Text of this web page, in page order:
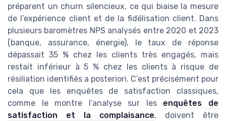
préparent un churn silencieux, ce qui biaise la mesure
de l’expérience client et de la fidélisation client. Dans
plusieurs baromètres NPS analysés entre 2020 et 2023
(banque, assurance, énergie), le taux de réponse
dépassait 35 % chez les clients très engagés, mais
restait inférieur à 5 % chez les clients à risque de
résiliation identifiés a posteriori. C’est précisément pour
cela que les enquêtes de satisfaction classiques,
comme le montre l’analyse sur les enquêtes de
satisfaction et la complaisance, doivent être